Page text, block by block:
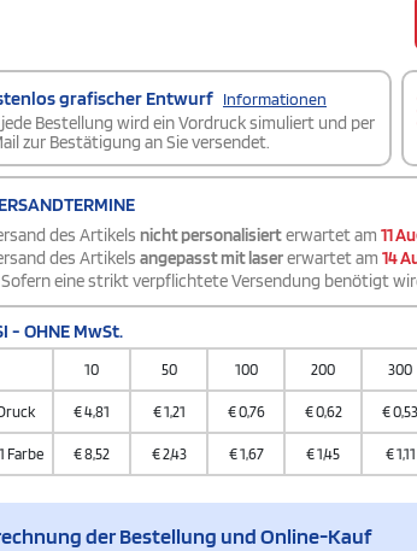
grafischer Entwurf Informationen
jede Bestellung wird ein Vordruck simuliert und per
zur Bestätigung an Sie versendet.
des Artikels nicht personalisierterwartet am 11
des Artikels angepasst mit lasererwartet am 14
Sofern eine strikt verpflichtete Versendung benötigt
- OHNE MwSt.
10 50 100 200 300
€4,81 €1,21 €0,76 €0,62 €0,53
Farbe €8,52 €2,43 €1,67 €1,45 €1,11
der Bestellung und Online-Kauf